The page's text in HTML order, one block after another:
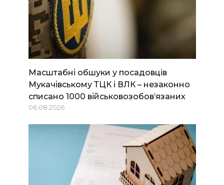
Масштабні обшуки у посадовців
Мукачівському ТЦК і ВЛК – незаконно
списано 1000 військовозобов’язаних
06.08.2026